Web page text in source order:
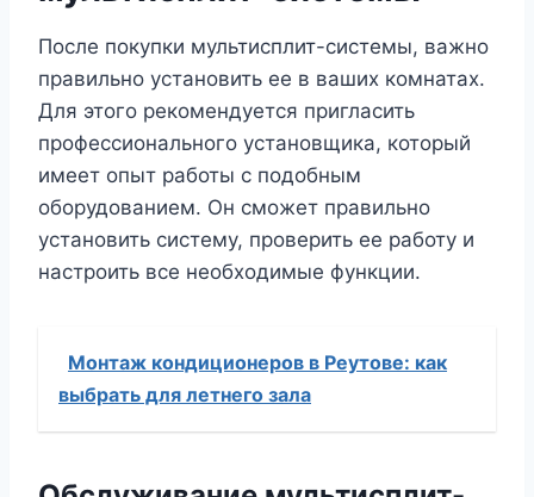
После покупки мультисплит-системы, важно
правильно установить ее в ваших комнатах.
Для этого рекомендуется пригласить
профессионального установщика, который
имеет опыт работы с подобным
оборудованием. Он сможет правильно
установить систему, проверить ее работу и
настроить все необходимые функции.
Монтаж кондиционеров в Реутове: как
выбрать для летнего зала